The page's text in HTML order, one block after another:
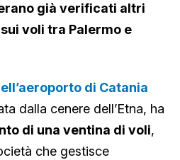
già verificati altri
sui voli tra Palermo e
di Catania
dalla cenere dell’Etna, ha
di una ventina di voli,
che gestisce